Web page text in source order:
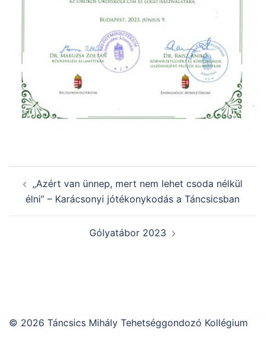
navigation
„Azért van ünnep, mert nem lehet csoda nélkül
élni” – Karácsonyi jótékonykodás a Táncsicsban
Gólyatábor 2023
© 2026 Táncsics Mihály Tehetséggondozó Kollégium